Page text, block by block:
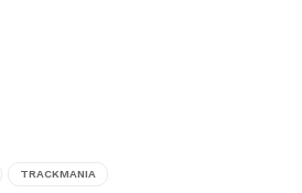
TRACKMANIA